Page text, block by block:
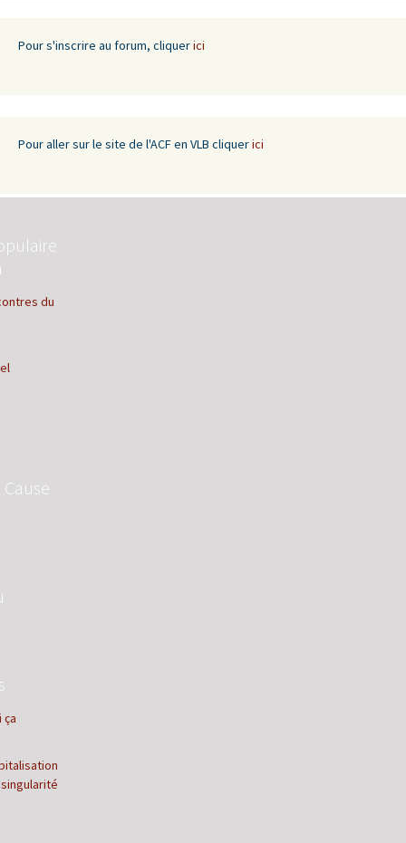
Pour s'inscrire au forum, cliquerici
Pour aller sur le site de l'ACF en VLB cliquerici
du
Cause
ça